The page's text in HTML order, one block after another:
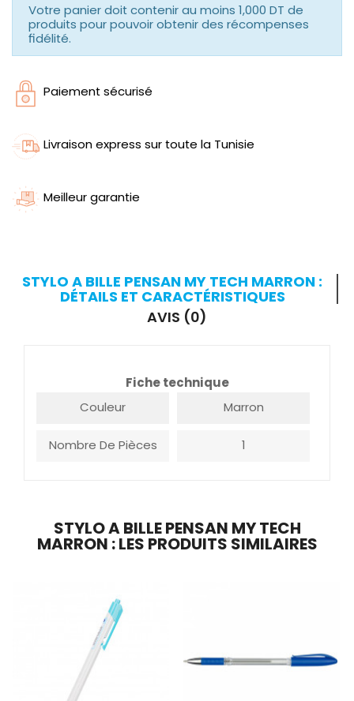
Votre panier doit contenir au moins 1,000 DT de
produits pour pouvoir obtenir des récompenses
fidélité.
Paiement sécurisé
Livraison express sur toute la Tunisie
Meilleur garantie
STYLO A BILLE PENSAN MY TECH MARRON :
DÉTAILS ET CARACTÉRISTIQUES
AVIS (0)
Fiche technique
Couleur
Marron
Nombre De Pièces 1
STYLO A BILLE PENSAN MY TECH
MARRON : LES PRODUITS SIMILAIRES